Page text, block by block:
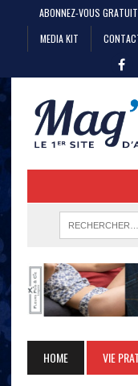
ABONNEZ-VOUS
MEDIA KIT
HOME VIE